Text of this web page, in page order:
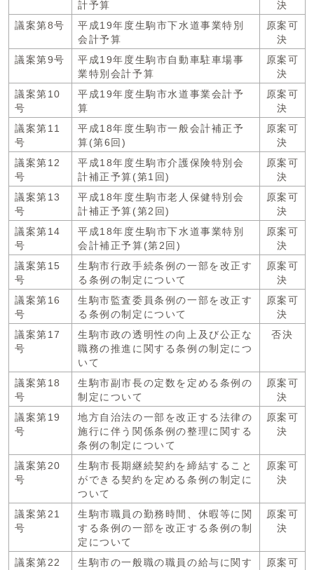
計予算
決
議案第8号
平成19年度生駒市下水道事業特別
会計予算
原案可
決
議案第9号
平成19年度生駒市自動車駐車場事
業特別会計予算
原案可
決
議案第10
号
平成19年度生駒市水道事業会計予
算
原案可
決
議案第11
号
平成18年度生駒市一般会計補正予
算(第6回)
原案可
決
議案第12
号
平成18年度生駒市介護保険特別会
計補正予算(第1回)
原案可
決
議案第13
号
平成18年度生駒市老人保健特別会
計補正予算(第2回)
原案可
決
議案第14
号
平成18年度生駒市下水道事業特別
会計補正予算(第2回)
原案可
決
議案第15
号
生駒市行政手続条例の一部を改正す
る条例の制定について
原案可
決
議案第16
号
生駒市監査委員条例の一部を改正す
る条例の制定について
原案可
決
議案第17
号
生駒市政の透明性の向上及び公正な
職務の推進に関する条例の制定につ
いて
否決
議案第18
号
生駒市副市長の定数を定める条例の
制定について
原案可
決
議案第19
号
地方自治法の一部を改正する法律の
施行に伴う関係条例の整理に関する
条例の制定について
原案可
決
議案第20
号
生駒市長期継続契約を締結すること
ができる契約を定める条例の制定に
ついて
原案可
決
議案第21
号
生駒市職員の勤務時間、休暇等に関
する条例の一部を改正する条例の制
定について
原案可
決
議案第22
生駒市の一般職の職員の給与に関す
原案可